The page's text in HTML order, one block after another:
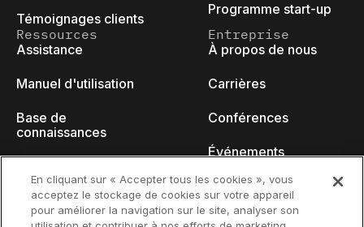
Témoignages clients
Programme start-up
Ressources
Assistance
Manuel d'utilisation
Base de
connaissances
Tutoriels vidéo
Entreprise
À propos de nous
Carrières
Conférences
Événements
Blog des
développeurs
En cliquant sur « Accepter tous les cookies », vous
acceptez le stockage de cookies sur votre appareil
pour améliorer la navigation sur le site, analyser son